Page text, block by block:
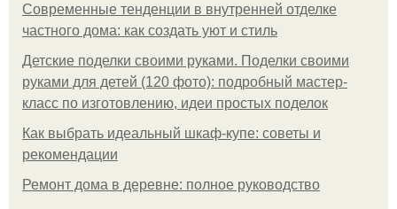
Современные тенденции в внутренней отделке
частного дома: как создать уют и стиль
Детские поделки своими руками. Поделки своими
руками для детей (120 фото): подробный мастер-
класс по изготовлению, идеи простых поделок
Как выбрать идеальный шкаф-купе: советы и
рекомендации
Ремонт дома в деревне: полное руководство